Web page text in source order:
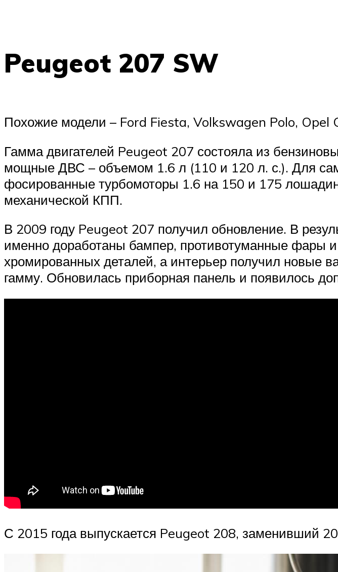
Peugeot 207 SW
Похожие модели – Ford Fiesta, Volkswagen Polo, Opel
Гамма двигателей Peugeot 207 состояла из
мощные ДВС – объемом 1.6 л (110 и 120 л. с.). Для
фосированные турбомоторы 1.6 на 150 и 175
механической КПП.
В 2009 году Peugeot 207 получил обновление. В
именно доработаны бампер, противотуманные фары
хромированных деталей, а интерьер получил новые
гамму. Обновилась приборная панель и появилось
С 2015 года выпускается Peugeot 208, заменивший